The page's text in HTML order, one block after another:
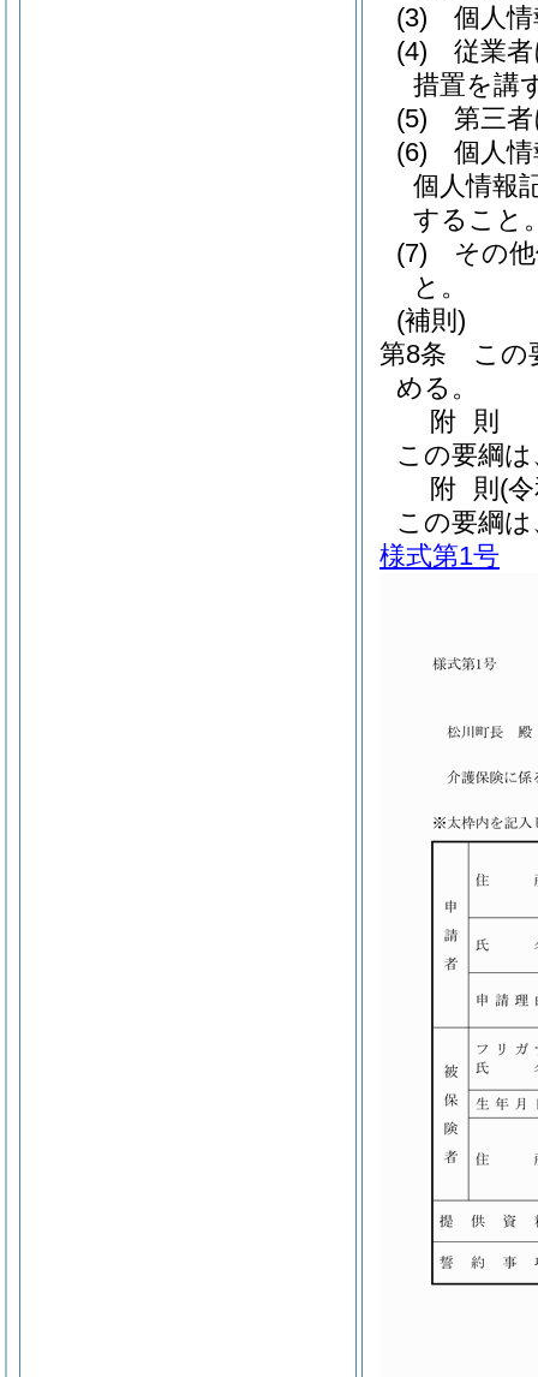
(3)
個人
(4)
従業
措置を講
(5)
第三
(6)
個人
個人情報
すること
(7)
その
と。
(補則)
第8条
この
める。
附 則
この要綱
附 則 (
この要綱
様式第1号